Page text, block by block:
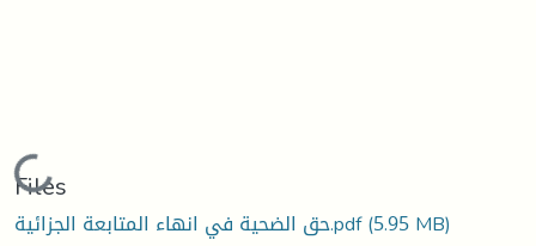
Loading...
Files
حق الضحية في انهاء المتابعة الجزائية.pdf(5.95 MB)